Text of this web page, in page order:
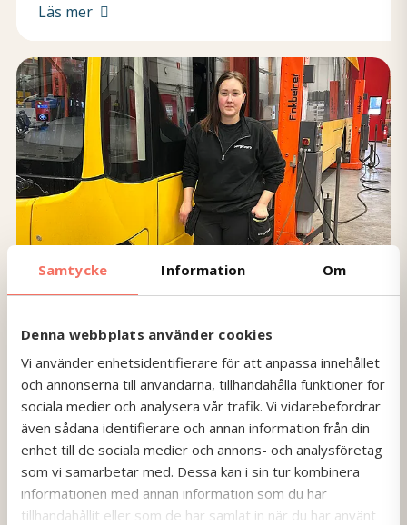
Samtycke Information Om
Denna webbplats använder cookies
Vi använder enhetsidentifierare för att anpassa innehållet
och annonserna till användarna, tillhandahålla funktioner för
sociala medier och analysera vår trafik. Vi vidarebefordrar
även sådana identifierare och annan information från din
enhet till de sociala medier och annons- och analysföretag
som vi samarbetar med. Dessa kan i sin tur kombinera
informationen med annan information som du har
tillhandahållit eller som de har samlat in när du har använt
Läs mer
Blogginlägg 2026-01-16
Linnea bryter normen – kör buss och
jobbar i verkstad
Linnea Härnberg har hittat ett sätt att
kombinera två intressen: att köra buss och att
skruva i verkstaden. Sedan februari 2024
arbetar hon som bussförare inom skolskjuts-
och beställningstrafik, o...
Läs mer